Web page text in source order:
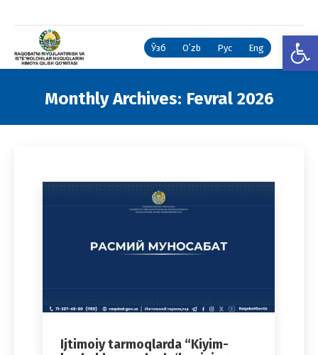
Ўзб Oʻzb Рус Eng
Monthly Archives: Fevral 2026
Ijtimoiy tarmoqlarda “Kiyim-